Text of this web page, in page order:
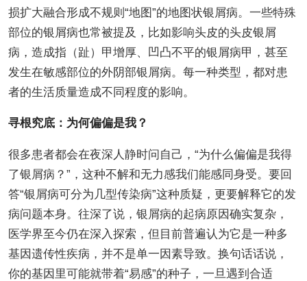
损扩大融合形成不规则“地图”的地图状银屑病。一些特殊
部位的银屑病也常被提及，比如影响头皮的头皮银屑
病，造成指（趾）甲增厚、凹凸不平的银屑病甲，甚至
发生在敏感部位的外阴部银屑病。每一种类型，都对患
者的生活质量造成不同程度的影响。
寻根究底：为何偏偏是我？
很多患者都会在夜深人静时问自己，“为什么偏偏是我得
了银屑病？”，这种不解和无力感我们能感同身受。要回
答“银屑病可分为几型传染病”这种质疑，更要解释它的发
病问题本身。往深了说，银屑病的起病原因确实复杂，
医学界至今仍在深入探索，但目前普遍认为它是一种多
基因遗传性疾病，并不是单一因素导致。换句话话说，
你的基因里可能就带着“易感”的种子，一旦遇到合适